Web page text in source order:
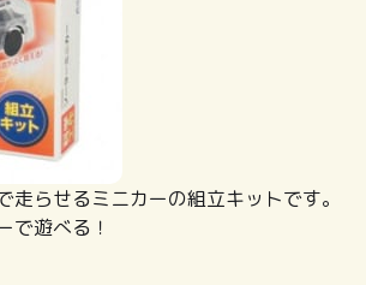
走らせるミニカーの組立キットです｡
で遊べる！